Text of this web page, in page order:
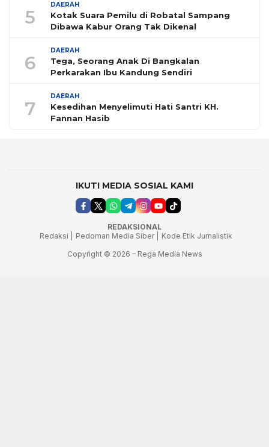
5
DAERAH
Kotak Suara Pemilu di Robatal Sampang
Dibawa Kabur Orang Tak Dikenal
6
DAERAH
Tega, Seorang Anak Di Bangkalan
Perkarakan Ibu Kandung Sendiri
7
DAERAH
Kesedihan Menyelimuti Hati Santri KH.
Fannan Hasib
IKUTI MEDIA SOSIAL KAMI
REDAKSIONAL
Redaksi |
Pedoman Media Siber |
Kode Etik Jurnalistik
Copyright © 2026 – Rega Media News